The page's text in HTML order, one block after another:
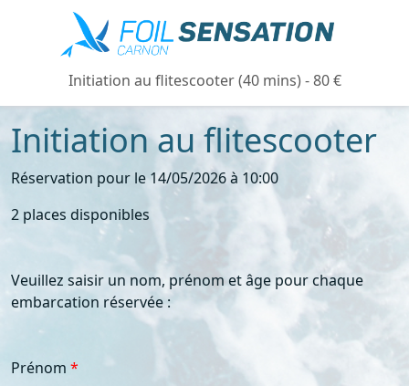
Initiation au flitescooter (40 mins) - 80 €
Initiation au flitescooter
Réservation pour le 14/05/2026 à 10:00
2 places disponibles
Veuillez saisir un nom, prénom et âge pour chaque
embarcation réservée :
Prénom